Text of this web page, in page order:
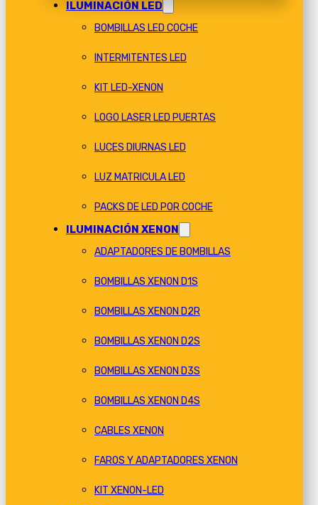
ILUMINACIÓN LED
BOMBILLAS LED COCHE
INTERMITENTES LED
KIT LED-XENON
LOGO LASER LED PUERTAS
LUCES DIURNAS LED
LUZ MATRICULA LED
PACKS DE LED POR COCHE
ILUMINACIÓN XENON
ADAPTADORES DE BOMBILLAS
BOMBILLAS XENON D1S
BOMBILLAS XENON D2R
BOMBILLAS XENON D2S
BOMBILLAS XENON D3S
BOMBILLAS XENON D4S
CABLES XENON
FAROS Y ADAPTADORES XENON
KIT XENON-LED